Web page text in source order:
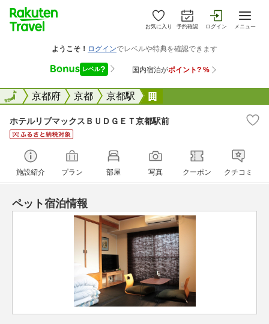
お気に入り 予約確認 ログイン メニュー
全国京都府 京都 京都駅
全国
ホテルリブマックスＢＵＤＧＥＴ京都駅前
施設紹介 プラン 部屋 写真 クーポン クチコミ
ペット宿泊情報